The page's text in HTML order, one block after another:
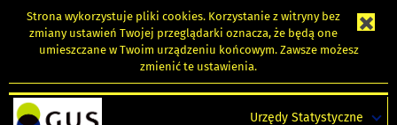
Strona wykorzystuje pliki cookies. Korzystanie z witryny bez
zmiany ustawień Twojej przeglądarki oznacza, że będą one
umieszczane w Twoim urządzeniu końcowym. Zawsze możesz
zmienić te ustawienia.
Urzędy Statystyczne